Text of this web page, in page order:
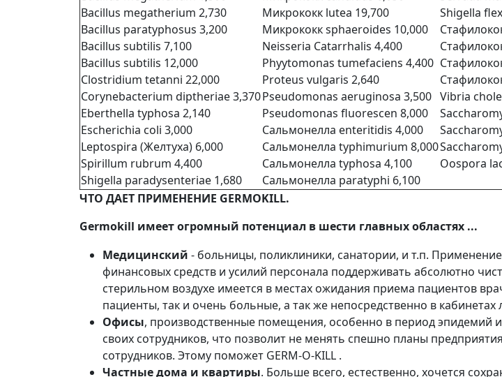
Bacillus megatherium 2,730
Bacillus paratyphosus 3,200
Bacillus subtilis 7,100
Bacillus subtilis 12,000
Clostridium tetanni 22,000
Corynebacterium diptheriae 3,370
Eberthella typhosa 2,140
Escherichia coli 3,000
Leptospira (Желтуха) 6,000
Spirillum rubrum 4,400
Shigella paradysenteriae 1,680
Микрококк lutea 19,700
Микрококк sphaeroides 10,000
Neisseria Catarrhalis 4,400
Phyytomonas tumefaciens 4,400
Proteus vulgaris 2,640
Pseudomonas aeruginosa 3,500
Pseudomonas fluorescen 8,000
Сальмонелла enteritidis 4,000
Сальмонелла typhimurium 8,000
Сальмонелла typhosa 4,100
Сальмонелла paratyphi 6,100
Shigella
Vibria
Oospora
ЧТО ДАЕТ ПРИМЕНЕНИЕ GERMOKILL.
Germokill имеет огромный потенциал в шести главных областях ...
Медицинский - больницы, поликлиники, санатории, и т.п.
финансовых средств и усилий персонала поддерживать абсолютно
стерильном воздухе имеется в местах ожидания приема пациентов
пациенты, так и очень больные, а так же непосредственно в
Офисы, производственные помещения, особенно в период эпидемий
своих сотрудников, что позволит не менять спешно планы
сотрудников. Этому поможет GERM-O-KILL .
Частные дома и квартиры. Больше всего, естественно, хочется